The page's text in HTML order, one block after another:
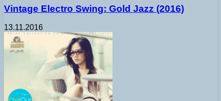
Vintage Electro Swing: Gold Jazz (2016)
13.11.2016